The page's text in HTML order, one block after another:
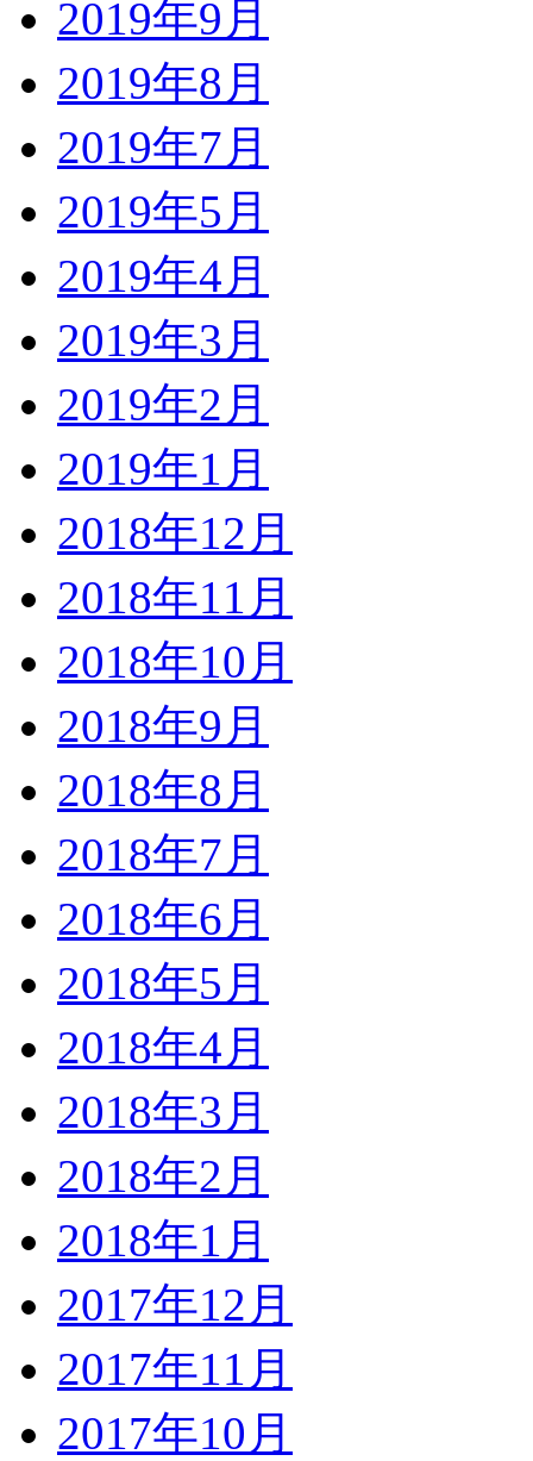
2019年9月
2019年8月
2019年7月
2019年5月
2019年4月
2019年3月
2019年2月
2019年1月
2018年12月
2018年11月
2018年10月
2018年9月
2018年8月
2018年7月
2018年6月
2018年5月
2018年4月
2018年3月
2018年2月
2018年1月
2017年12月
2017年11月
2017年10月